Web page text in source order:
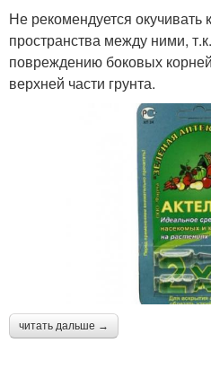
Не рекомендуется
пространства между ними,
повреждению боковых
верхней части грунта.
читать дальше →